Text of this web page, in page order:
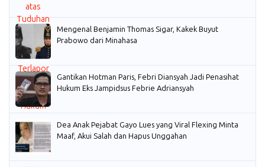
Mengenal Benjamin Thomas Sigar, Kakek Buyut
Prabowo dari Minahasa
Gantikan Hotman Paris, Febri Diansyah Jadi Penasihat
Hukum Eks Jampidsus Febrie Adriansyah
Dea Anak Pejabat Gayo Lues yang Viral Flexing Minta
Maaf, Akui Salah dan Hapus Unggahan